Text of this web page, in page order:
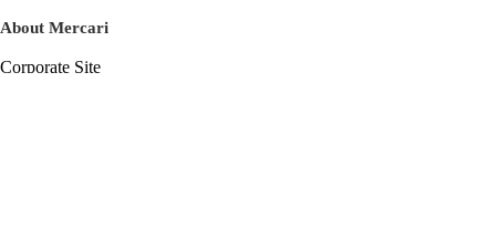
About Mercari
Corporate Site